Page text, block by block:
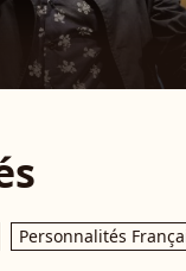
Personnalités